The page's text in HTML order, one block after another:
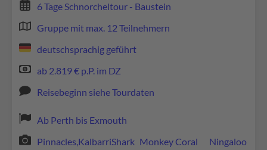
6 Tage Schnorcheltour - Baustein
Gruppe mit max. 12 Teilnehmern
deutschsprachig geführt
ab 2.819 € p.P. im DZ
Reisebeginn siehe Tourdaten
Ab Perth bis Exmouth
Pinnacles,KalbarriShark Monkey Coral
Ningaloo